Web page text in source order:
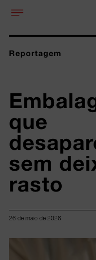
Reportagem
que
sem
rasto
26 de maio de 2026